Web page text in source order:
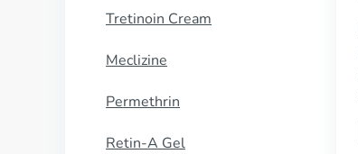
Tretinoin Cream
Meclizine
Permethrin
Retin-A Gel